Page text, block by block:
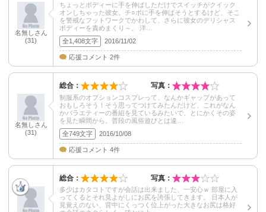
名無しさん
(31)
ちょっとボディーに手を伸ばしただけでスイッチがクイック
オンしちゃった彼女。チ○ポに手を伸ばそうとするけど、そこ
を警戒なフットワークでかわして、さらに彼女のデリシャス
ボディーを責めまくり～。 洋…
全1,408文字
2016/11/02
応援コメント 2件
名無しさん
(31)
総合： 写真：
制服系のオプションコスプレって、なんかギャップがあって
おもしろそう！そう思ってつけてみたんだけど、これがなん
かバラエティーの番組を見ているみたいで、とにかくその姿
を見た瞬間から、普段の風俗遊びとは違…
全749文字
2016/10/08
応援コメント 4件
総合： 写真：
多少はカタコトですが会話は出来ました、一安心ｗ 部屋に入
ってくるとそれ見よがしにお尻を誇張してきます。 日本人が
見覚えのない、背中にくっつく位上がった大きなお尻は格好